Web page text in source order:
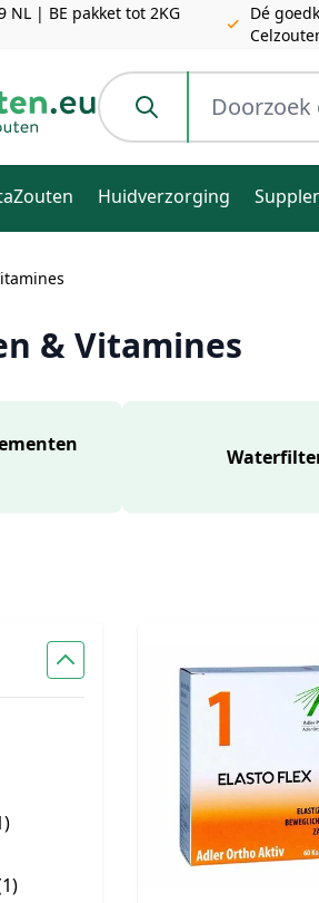
NL | BE pakket tot 2KG
Dé
Doorzoek de hele winkel
Huidverzorging
& Vitamines
)
1)